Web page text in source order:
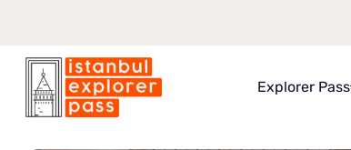
Explorer Pass
Istanbul Explorer Pass